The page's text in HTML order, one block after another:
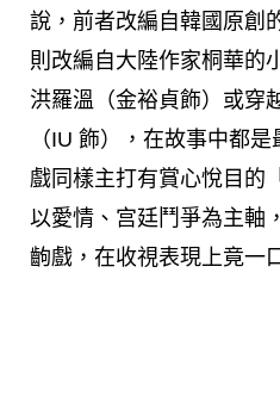
說，前者改編自韓國原創
則改編自大陸作家桐華的
洪羅溫（金裕貞飾）或穿
（IU 飾），在故事中都
戲同樣主打有賞心悅目的
以愛情、宫廷鬥爭為主軸
齣戲，在收視表現上竟一